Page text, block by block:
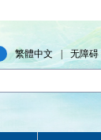
繁體中文 无障碍